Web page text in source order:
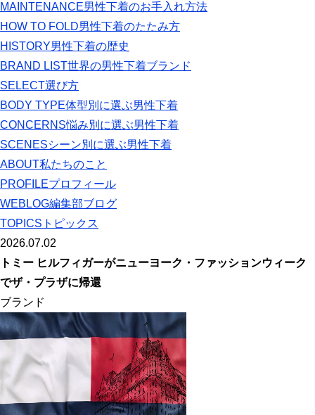
MAINTENANCE男性下着のお手入れ方法
HOW TO FOLD男性下着のたたみ方
HISTORY男性下着の歴史
BRAND LIST世界の男性下着ブランド
SELECT選び方
BODY TYPE体型別に選ぶ男性下着
CONCERNS悩み別に選ぶ男性下着
SCENESシーン別に選ぶ男性下着
ABOUT私たちのこと
PROFILEプロフィール
WEBLOG編集部ブログ
TOPICS トピックス
2026.07.02
トミー ヒルフィガーがニューヨーク・ファッションウィーク
でザ・プラザに帰還
ブランド